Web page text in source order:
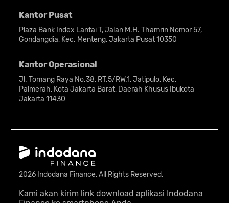
Kantor Pusat
Plaza Bank Index Lantai T, Jalan M.H. Thamrin Nomor 57,
Gondangdia, Kec. Menteng, Jakarta Pusat 10350
Kantor Operasional
Jl. Tomang Raya No.38, RT.5/RW.1, Jatipulo, Kec.
Palmerah, Kota Jakarta Barat, Daerah Khusus Ibukota
Jakarta 11430
2026 Indodana Finance, All Rights Reserved.
Kami akan kirim link download aplikasi Indodana